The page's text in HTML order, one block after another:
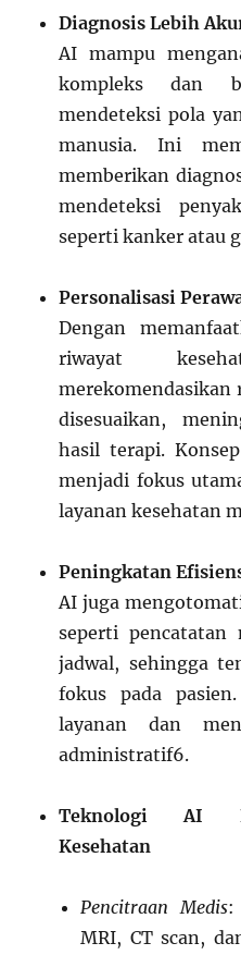
Diagnosis Lebih
AI mampu
kompleks dan
mendeteksi pola
manusia. Ini
memberikan
mendeteksi
seperti kanker atau
Personalisasi
Dengan
riwayat
merekomendasikan
disesuaikan,
hasil terapi.
menjadi fokus
layanan kesehatan
Peningkatan
AI juga
seperti pencatatan
jadwal, sehingga
fokus pada
layanan dan
administratif6.
Teknologi AI
Kesehatan
Pencitraan Medis:
MRI, CT scan,